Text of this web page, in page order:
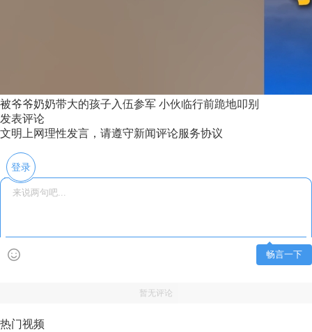
被爷爷奶奶带大的孩子入伍参军 小伙临行前跪地叩别
发表评论
文明上网理性发言，请遵守新闻评论服务协议
登录
畅言一下
暂无评论
热门视频